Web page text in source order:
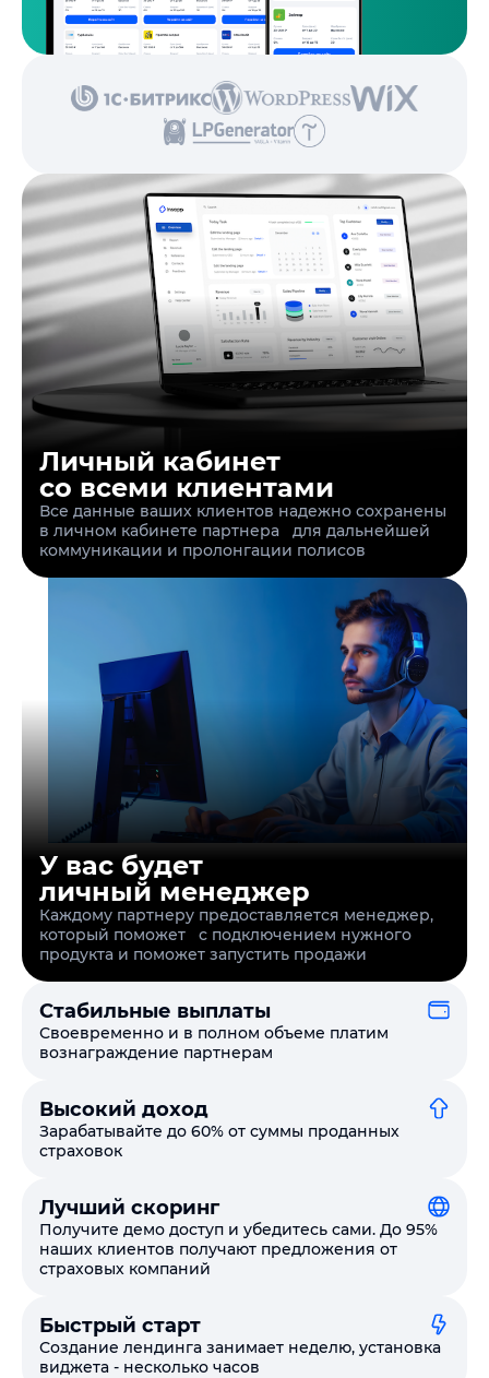
Личный кабинет
со всеми клиентами
Все данные ваших клиентов надежно сохранены
в личном кабинете партнера для дальнейшей
коммуникации и пролонгации полисов
У вас будет
личный менеджер
Каждому партнеру предоставляется менеджер,
который поможет с подключением нужного
продукта и поможет запустить продажи
Стабильные выплаты
Своевременно и в полном объеме платим
вознаграждение партнерам
Высокий доход
Зарабатывайте до 60% от суммы проданных
страховок
Лучший скоринг
Получите демо доступ и убедитесь сами. До 95%
наших клиентов получают предложения от
страховых компаний
Быстрый старт
Создание лендинга занимает неделю, установка
виджета - несколько часов